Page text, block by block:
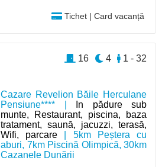
Tichet | Card vacanță
Cazare Revelion Băile Herculane
Pensiune**** |
In pădure sub
munte, Restaurant, piscina, baza
tratament, saună, jacuzzi, terasă,
Wifi, parcare | 5km Peștera cu
aburi, 7km Piscină Olimpică, 30km
Cazanele Dunării
1 - 32
4
16